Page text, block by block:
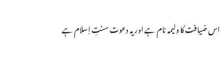
اس ضیافت کا ولیمہ نام ہے اور یہ دعوت سنتِ اِسلام ہے